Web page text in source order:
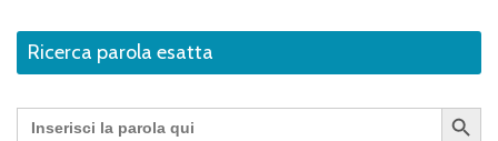
Ricerca parola esatta
Search
for:
Search Button